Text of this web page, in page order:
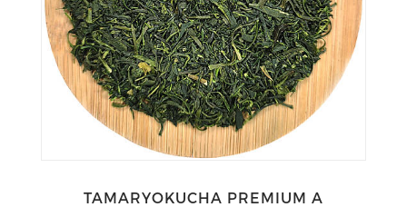
TAMARYOKUCHA PREMIUM A